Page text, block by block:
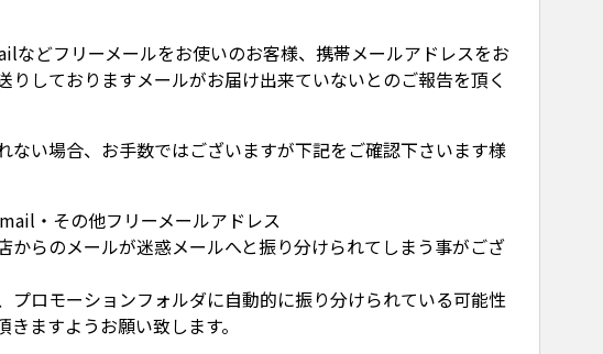
などフリーメールをお使いのお客様、携帯メールアドレスをお
りしておりますメールがお届け出来ていないとのご報告を頂く
ない場合、お手数ではございますが下記をご確認下さいます様
・その他フリーメールアドレス
からのメールが迷惑メールへと振り分けられてしまう事がござ
プロモーションフォルダに自動的に振り分けられている可能性
ますようお願い致します。